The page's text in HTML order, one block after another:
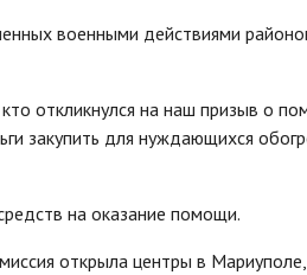
военными действиями
откликнулся на наш призыв о
закупить для нуждающихся
на оказание помощи.
открыла центры в